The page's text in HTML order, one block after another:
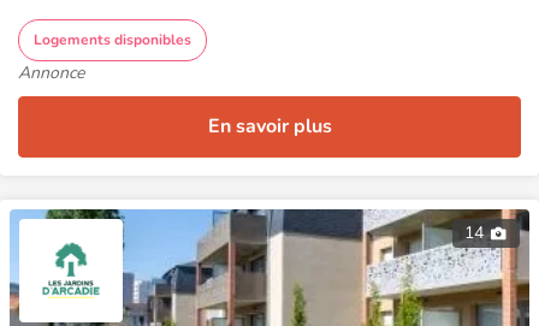
Logements disponibles
Annonce
En savoir plus
14